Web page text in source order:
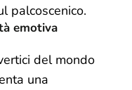
palcoscenico.
emotiva
del mondo
una